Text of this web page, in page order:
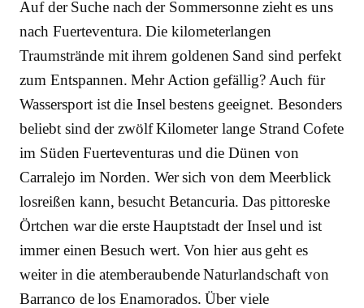
Auf der Suche nach der Sommersonne zieht es uns
nach Fuerteventura. Die kilometerlangen
Traumstrände mit ihrem goldenen Sand sind perfekt
zum Entspannen. Mehr Action gefällig? Auch für
Wassersport ist die Insel bestens geeignet. Besonders
beliebt sind der zwölf Kilometer lange Strand Cofete
im Süden Fuerteventuras und die Dünen von
Carralejo im Norden. Wer sich von dem Meerblick
losreißen kann, besucht Betancuria. Das pittoreske
Örtchen war die erste Hauptstadt der Insel und ist
immer einen Besuch wert. Von hier aus geht es
weiter in die atemberaubende Naturlandschaft von
Barranco de los Enamorados. Über viele